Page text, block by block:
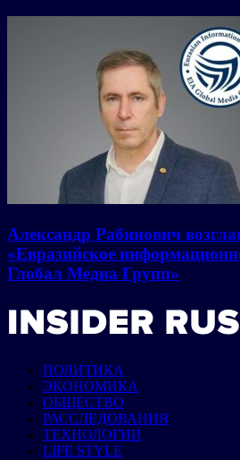
Александр Рабинович
«Евразийское
Глобал Медиа Групп»
ПОЛИТИКА
ЭКОНОМИКА
ОБЩЕСТВО
РАССЛЕДОВАНИЯ
ТЕХНОЛОГИИ
LIFE STYLE